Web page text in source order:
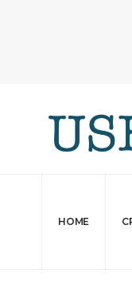
HOME